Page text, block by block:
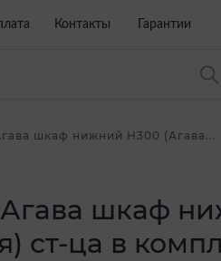
Контакты Гарантии
шкаф нижний Н300 (Агава...
Агава шкаф
ст-ца в